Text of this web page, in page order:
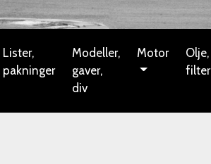
Lister,
pakninger
Modeller,
gaver,
div
Motor
Olje,
filter